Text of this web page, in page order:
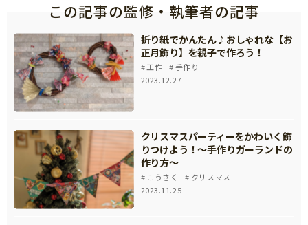
この記事の監修・執筆者の記事
折り紙でかんたん♪おしゃれな【お
正月飾り】を親子で作ろう！
工作
手作り
2023.12.27
クリスマスパーティーをかわいく飾
りつけよう！～手作りガーランドの
作り方～
こうさく
クリスマス
2023.11.25